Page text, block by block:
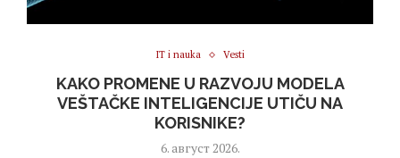
IT i nauka Vesti
KAKO PROMENE U RAZVOJU MODELA
VEŠTAČKE INTELIGENCIJE UTIČU NA
KORISNIKE?
6. август 2026.